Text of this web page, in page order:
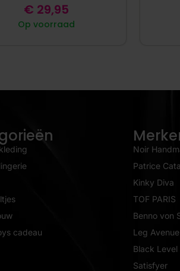
Op voorraad
€ 29,95
cadeau
Noir
Patrice
Kinky Diva
TOF PARIS
Benno von
Leg Avenue
Black Level
Satisfyer